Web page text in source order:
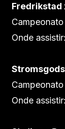
Fredrikstad
Onde
Onde